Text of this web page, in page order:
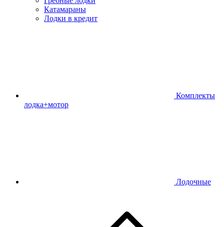
Катамараны
Лодки в кредит
Комплекты
лодка+мотор
Лодочные